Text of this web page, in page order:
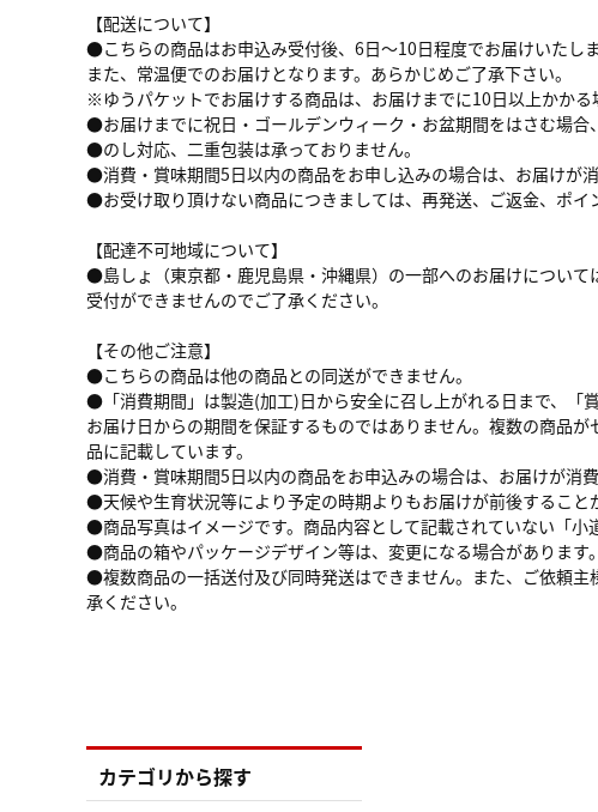
【配送について】
●こちらの商品はお申込み受付後、6日～10日程度でお届けいたしま
また、常温便でのお届けとなります。あらかじめご了承下さい。
※ゆうパケットでお届けする商品は、お届けまでに10日以上かかる
●お届けまでに祝日・ゴールデンウィーク・お盆期間をはさむ場
●のし対応、二重包装は承っておりません。
●消費・賞味期間5日以内の商品をお申し込みの場合は、お届けが
●お受け取り頂けない商品につきましては、再発送、ご返金、ポイ
【配達不可地域について】
●島しょ（東京都・鹿児島県・沖縄県）の一部へのお届けについ
受付ができませんのでご了承ください。
【その他ご注意】
●こちらの商品は他の商品との同送ができません。
●「消費期間」は製造(加工)日から安全に召し上がれる日まで、「
お届け日からの期間を保証するものではありません。複数の商品
品に記載しています。
●消費・賞味期間5日以内の商品をお申込みの場合は、お届けが消
●天候や生育状況等により予定の時期よりもお届けが前後すること
●商品写真はイメージです。商品内容として記載されていない「小
●商品の箱やパッケージデザイン等は、変更になる場合があります。
●複数商品の一括送付及び同時発送はできません。また、ご依頼
承ください。
カテゴリから探す